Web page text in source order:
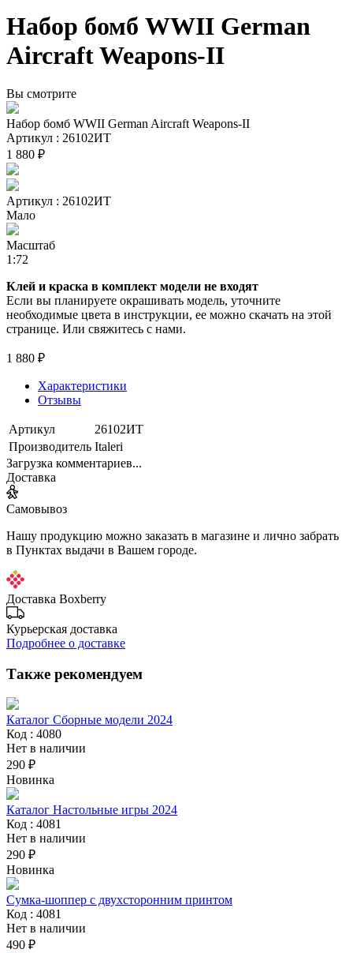
Набор бомб WWII German
Aircraft Weapons-II
Вы смотрите
Набор бомб WWII German Aircraft Weapons-II
Артикул : 26102ИТ
1 880 ₽
Артикул : 26102ИТ
Мало
Масштаб
1:72
Клей и краска в комплект модели не входят
Если вы планируете окрашивать модель, уточните
необходимые цвета в инструкции, ее можно скачать на этой
странице. Или свяжитесь с нами.
1 880 ₽
Характеристики
Отзывы
Артикул
26102ИТ
Производитель Italeri
Загрузка комментариев...
Доставка
Самовывоз
Нашу продукцию можно заказать в магазине и лично забрать
в Пунктах выдачи в Вашем городе.
Доставка Boxberry
Курьерская доставка
Подробнее о доставке
Также рекомендуем
Каталог Сборные модели 2024
Код : 4080
Нет в наличии
290 ₽
Новинка
Каталог Настольные игры 2024
Код : 4081
Нет в наличии
290 ₽
Новинка
Сумка-шоппер с двухсторонним принтом
Код : 4081
Нет в наличии
490 ₽